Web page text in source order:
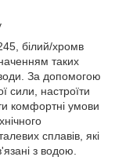
білий/хромв
таких
За допомогою
сили, настроїти
комфортні умови
сплавів, які
з водою.